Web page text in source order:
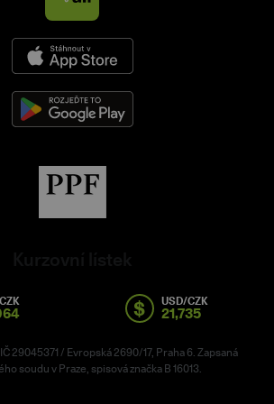
$ USD/CZK
21,735
29045371 / Evropská 2690/17, Praha 6. Zapsaná
soudu v Praze, spisová značka B 16013.